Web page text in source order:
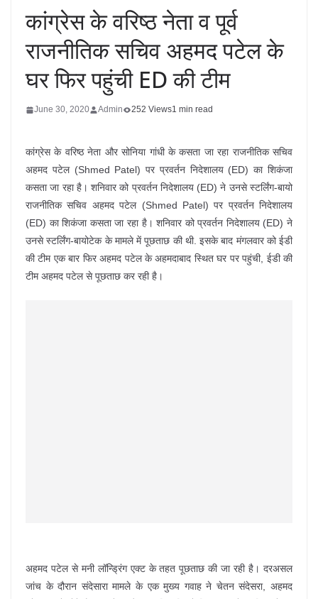
कांग्रेस के वरिष्ठ नेता व पूर्व
राजनीतिक सचिव अहमद पटेल के
घर फिर पहुंची ED की टीम
June 30, 2020 Admin 252 Views1 min read
कांग्रेस के वरिष्ठ नेता और सोनिया गांधी के कसता जा रहा राजनीतिक सचिव
अहमद पटेल (Shmed Patel) पर प्रवर्तन निदेशालय (ED) का शिकंजा
कसता जा रहा है। शनिवार को प्रवर्तन निदेशालय (ED) ने उनसे स्टर्लिंग-बायो
राजनीतिक सचिव अहमद पटेल (Shmed Patel) पर प्रवर्तन निदेशालय
(ED) का शिकंजा कसता जा रहा है। शनिवार को प्रवर्तन निदेशालय (ED) ने
उनसे स्टर्लिंग-बायोटेक के मामले में पूछताछ की थी. इसके बाद मंगलवार को ईडी
की टीम एक बार फिर अहमद पटेल के अहमदाबाद स्थित घर पर पहुंची, ईडी की
टीम अहमद पटेल से पूछताछ कर रही है।
अहमद पटेल से मनी लॉन्ड्रिंग एक्ट के तहत पूछताछ की जा रही है। दरअसल
जांच के दौरान संदेसारा मामले के एक मुख्य गवाह ने चेतन संदेसरा, अहमद